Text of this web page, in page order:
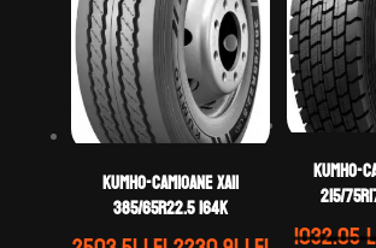
KUMHO-CAMIOANE XA11
385/65R22.5 164K
KUMHO-
215/
1032.05